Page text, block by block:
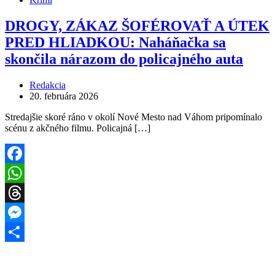
DROGY, ZÁKAZ ŠOFÉROVAŤ A ÚTEK
PRED HLIADKOU: Naháňačka sa
skončila nárazom do policajného auta
Redakcia
20. februára 2026
Stredajšie skoré ráno v okolí Nové Mesto nad Váhom pripomínalo
scénu z akčného filmu. Policajná […]
Facebook
WhatsApp
Threads
Messenger